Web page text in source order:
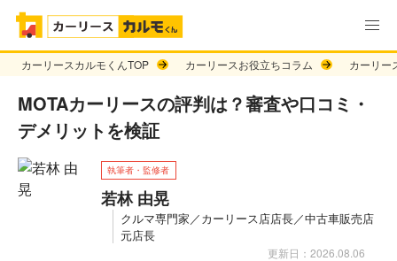
カーリースカルモくんTOP カーリースお役立ちコラム カーリー
MOTAカーリースの評判は？審査や口コミ・
デメリットを検証
執筆者・監修者
若林 由晃
クルマ専門家／カーリース店店長／中古車販売店
元店長
更新日：2026.08.06